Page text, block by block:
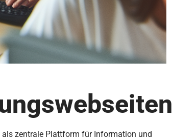
zentrale Plattform für Information und